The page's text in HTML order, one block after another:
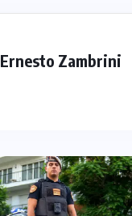
Ernesto Zambrini